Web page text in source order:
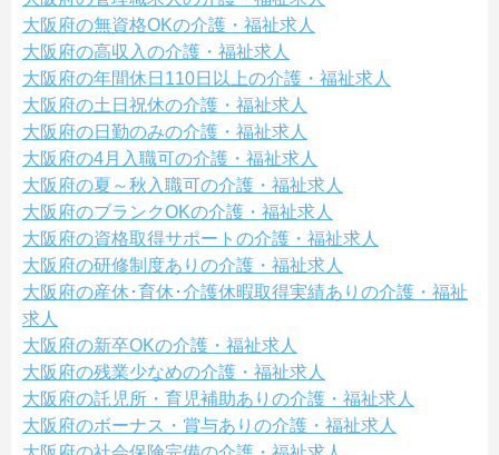
大阪府の無資格OKの介護・福祉求人
大阪府の高収入の介護・福祉求人
大阪府の年間休日110日以上の介護・福祉求人
大阪府の土日祝休の介護・福祉求人
大阪府の日勤のみの介護・福祉求人
大阪府の4月入職可の介護・福祉求人
大阪府の夏～秋入職可の介護・福祉求人
大阪府のブランクOKの介護・福祉求人
大阪府の資格取得サポートの介護・福祉求人
大阪府の研修制度ありの介護・福祉求人
大阪府の産休･育休･介護休暇取得実績ありの介護・福祉
求人
大阪府の新卒OKの介護・福祉求人
大阪府の残業少なめの介護・福祉求人
大阪府の託児所・育児補助ありの介護・福祉求人
大阪府のボーナス・賞与ありの介護・福祉求人